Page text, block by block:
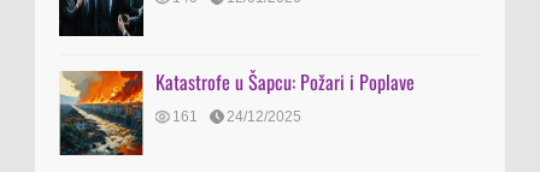
Katastrofe u Šapcu: Požari i Poplave
161 24/12/2025